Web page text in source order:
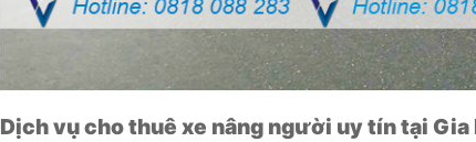
Dịch vụ cho thuê xe nâng người uy tín tại Gia